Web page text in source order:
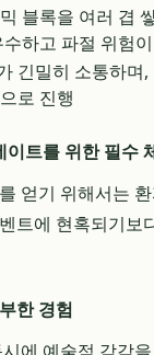
블록을 여러 겹
하고 파절 위험
긴밀히 소통하며
로 진행
트를 위한 필수
얻기 위해서는
트에 현혹되기
한 경험